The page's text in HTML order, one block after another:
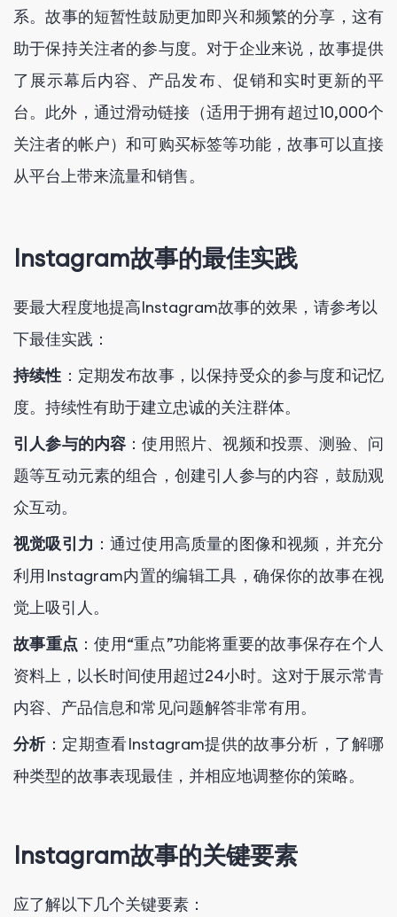
系。故事的短暂性鼓励更加即兴和频繁的分享，这有
助于保持关注者的参与度。对于企业来说，故事提供
了展示幕后内容、产品发布、促销和实时更新的平
台。此外，通过滑动链接（适用于拥有超过10,000个
关注者的帐户）和可购买标签等功能，故事可以直接
从平台上带来流量和销售。
Instagram故事的最佳实践
要最大程度地提高Instagram故事的效果，请参考以
下最佳实践：
持续性 ：定期发布故事，以保持受众的参与度和记忆
度。持续性有助于建立忠诚的关注群体。
引人参与的内容 ：使用照片、视频和投票、测验、问
题等互动元素的组合，创建引人参与的内容，鼓励观
众互动。
视觉吸引力 ：通过使用高质量的图像和视频，并充分
利用Instagram内置的编辑工具，确保你的故事在视
觉上吸引人。
故事重点 ：使用“重点”功能将重要的故事保存在个人
资料上，以长时间使用超过24小时。这对于展示常青
内容、产品信息和常见问题解答非常有用。
分析：定期查看Instagram提供的故事分析，了解哪
种类型的故事表现最佳，并相应地调整你的策略。
Instagram故事的关键要素
应了解以下几个关键要素：